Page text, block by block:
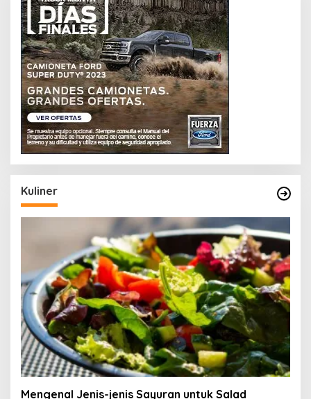
Kuliner
Mengenal Jenis-jenis Sayuran untuk Salad